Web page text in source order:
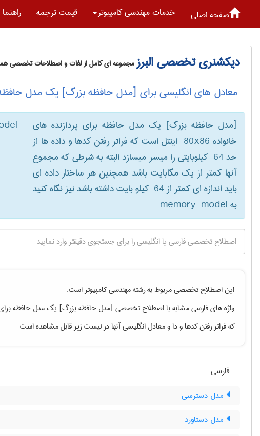
صفحه اصلی خدمات مهندسی كامپيوتر قیمت ترجمه راهنما
دیکشنری تخصصی البرزمجموعه ای کامل از لغات و اصطلاحات تخصصی
معادل های انگلیسی برای [مدل حافظه بزرگ] یک مدل حافظه
[مدل حافظه بزرگ] یک مدل حافظه برای پردازنده های
خانواده ‎ 80x86 اینتل است که فراتر رفتن کدها و داده ها از
حد ‎ 64 کیلوبایتی را میسر میسازد البته به شرطی که مجموع
آنها کمتر از یک مگابایت باشد همچنین هر ساختار داده ای
باید اندازه ای کمتر از ‎ 64 کیلو بایت داشته باشد نیز نگاه کنید
به ‎memory ‎ model
این اصطلاح تخصصی مربوط به رشتهمهندسی كامپيوتراست.
واژه های فارسی مشابه با اصطلاح تخصصی
که فراتر رفتن کدها و داو معادل انگلیسی آنها در لیست زیر قابل مشاهده است
فارسی
مدل دسترسی
مدل دستاورد